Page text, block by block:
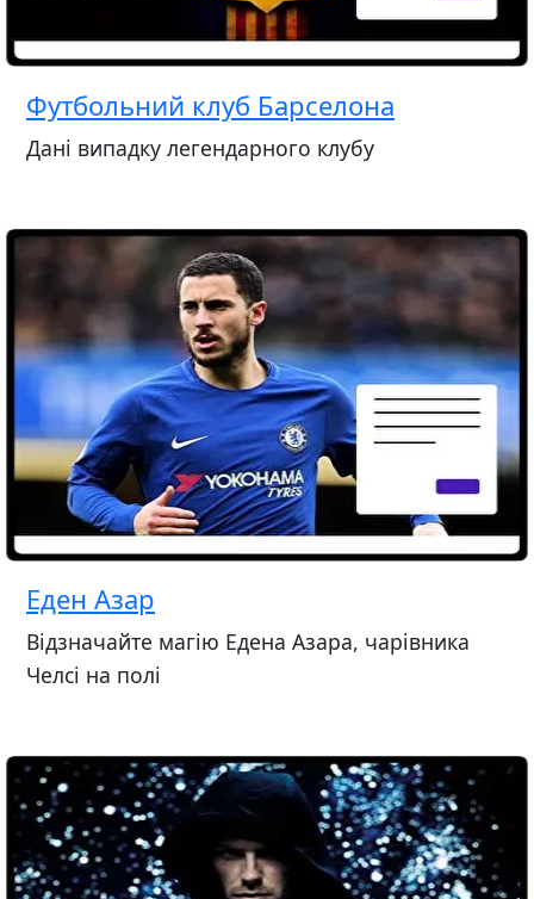
Футбольний клуб Барселона
Дані випадку легендарного клубу
Еден Азар
Відзначайте магію Едена Азара, чарівника
Челсі на полі